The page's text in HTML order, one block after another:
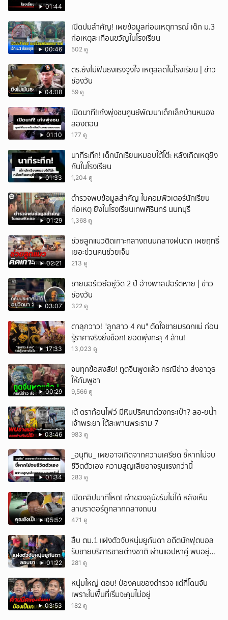
01:44
00:46
เปิดปมสำคัญ! เผยข้อมูลก่อนเหตุการณ์ เด็ก ม.3
ก่อเหตุสะเทือนขวัญในโรงเรียน
502 ดู
04:08
ตร.ยังไม่ฟันธงแรงจูงใจ เหตุสลดในโรงเรียน | ข่าว
ช่องวัน
59 ดู
01:10
เปิดนาที!เก๋งพุ่งชนศูนย์พัฒนาเด็กเล็กบ้านหนอง
สองตอน
177 ดู
01:33
นาทีระทึก! เด็กนักเรียนหมอบใต้โต๊ะ หลังเกิดเหตุยิง
กันในโรงเรียน
1,204 ดู
01:29
ตำรวจพบข้อมูลสำคัญ ในคอมพิวเตอร์นักเรียน
ก่อเหตุ ยิงในโรงเรียนเทพศิรินทร์ นนทบุรี
1,368 ดู
02:21
ช่วยลูกแมวติดเกาะกลางถนนกลางฝนตก เผยฤทธิ์
เยอะข่วนคนช่วยเจ็บ
213 ดู
03:07
ชายนอร์เวย์อยู่วัด 2 ปี อ้างพาสปอร์ตหาย | ข่าว
ช่องวัน
322 ดู
17:33
ตาลุกวาว! "ลูกสาว 4 คน" ตัดใจขายมรดกแม่ ก่อน
รู้ราคาจริงยิ่งช็อก! ยอดพุ่งทะลุ 4 ล้าน!
13,023 ดู
00:29
จบทุกข้อสงสัย! ทูตจีนพูดแล้ว กรณีข่าว ส่งอาวุธ
ให้กัมพูชา
9,566 ดู
03:46
เต้ ดราก้อนไฟว์ มีหินปริศนาถ่วงกระเป๋า? ลอ-ยน้ำ
เจ้าพระยา ใต้สะพานพระราม 7
983 ดู
01:34
_อนุทิน_ เผยอาจเกิดจากความเครียด ชี้หากไม่จบ
ชีวิตตัวเอง ความสูญเสียอาจรุนแรงกว่านี้
283 ดู
05:52
เปิดคลิปนาทีโหด! เจ้าของสุนัขรับไม่ได้ หลังเห็น
ลาบราดอร์ถูกลากกลางถนน
471 ดู
01:22
สืบ ตม.1 แฝงตัวจับหนุ่มยูกันดา อดีตนักฟุตบอล
รับขายบริการชายต่างชาติ ผ่านแอปหาคู่ พบอยู่
เกินกำหนดอนุญาต
281 ดู
03:53
หนุ่มใหญ่ ตอบ! ป๋องคนของตำรวจ แต่ที่โดนจับ
เพราะในพื้นที่เริ่มจะคุมไม่อยู่
182 ดู